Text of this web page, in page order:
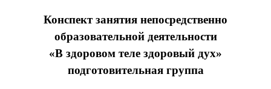
Конспект занятия непосредственно
образовательной деятельности
«В здоровом теле здоровый дух»
подготовительная группа